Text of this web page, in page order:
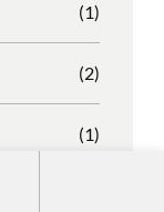
(1)
(2)
(1)